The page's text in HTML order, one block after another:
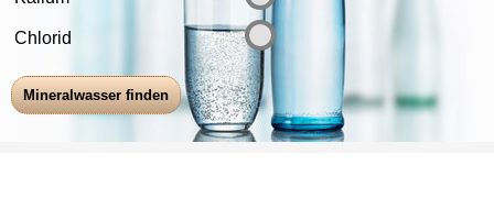
Chlorid